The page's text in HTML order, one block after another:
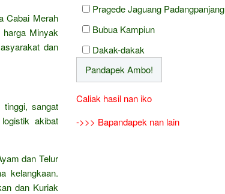
Cabai Merah
Minyak
dan
sangat
akibat
dan Telur
kelangkaan.
dan Kuriak
Pragede Jaguang Padangpanjang
Bubua Kampiun
Dakak-dakak
Caliak hasil nan iko
->>> Bapandapek nan lain